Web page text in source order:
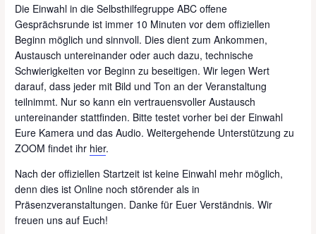
Die Einwahl in die Selbsthilfegruppe ABC offene
Gesprächsrunde ist immer 10 Minuten vor dem offiziellen
Beginn möglich und sinnvoll. Dies dient zum Ankommen,
Austausch untereinander oder auch dazu, technische
Schwierigkeiten vor Beginn zu beseitigen. Wir legen Wert
darauf, dass jeder mit Bild und Ton an der Veranstaltung
teilnimmt. Nur so kann ein vertrauensvoller Austausch
untereinander stattfinden. Bitte testet vorher bei der Einwahl
Eure Kamera und das Audio. Weitergehende Unterstützung zu
ZOOM findet ihr hier.
Nach der offiziellen Startzeit ist keine Einwahl mehr möglich,
denn dies ist Online noch störender als in
Präsenzveranstaltungen. Danke für Euer Verständnis. Wir
freuen uns auf Euch!